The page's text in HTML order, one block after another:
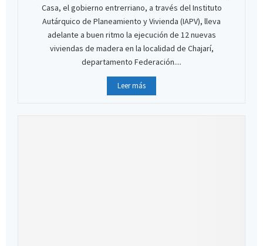
Casa, el gobierno entrerriano, a través del Instituto
Autárquico de Planeamiento y Vivienda (IAPV), lleva
adelante a buen ritmo la ejecución de 12 nuevas
viviendas de madera en la localidad de Chajarí,
departamento Federación....
Leer más